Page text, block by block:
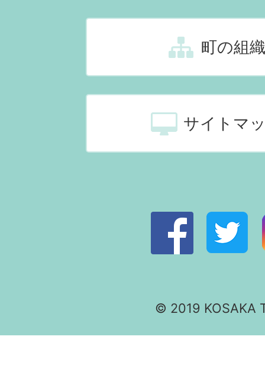
町の組織
サイトマ
© 2019 KOSAKA